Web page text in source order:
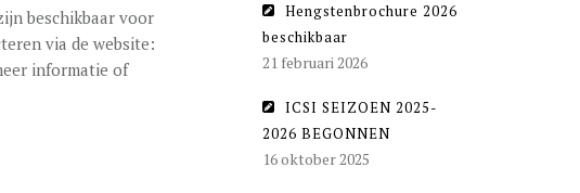
beschikbaar voor
via de website:
informatie of
Hengstenbrochure 2026
beschikbaar
21 februari 2026
ICSI SEIZOEN 2025-
2026 BEGONNEN
16 oktober 2025